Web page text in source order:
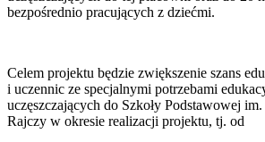
bezpośrednio pracujących z dziećmi.
Celem projektu będzie zwiększenie szans
i uczennic ze specjalnymi potrzebami
uczęszczających do Szkoły Podstawowej
Rajczy w okresie realizacji projektu, tj. od